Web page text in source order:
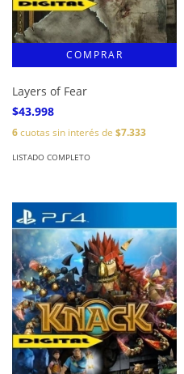
Layers of Fear
$43.998
6cuotas sin interés de $7.333
LISTADO COMPLETO